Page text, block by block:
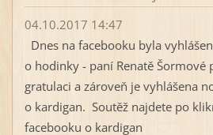
04.10.2017 14:47
Dnes na facebooku byla
o hodinky - paní Renatě Šormové
gratulaci a zároveň je vyhlášena
o kardigan. Soutěž najdete po
facebooku o kardigan